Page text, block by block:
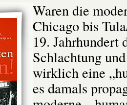
Waren die
Chicago bis
19. Jahrhundert
Schlachtung
wirklich eine
es damals